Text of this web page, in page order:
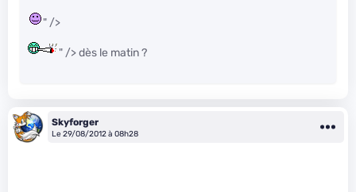
" />
" /> dès le matin ?
Skyforger
Le 29/08/2012 à 08h28